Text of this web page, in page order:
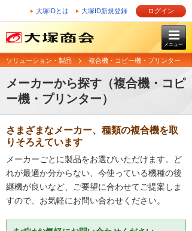
大塚IDとは 大塚ID新規登録 ログイン
メニュー
ソリューション・製品 複合機・コピー機・プリンター
メーカーから探す（複合機・コピ
ー機・プリンター）
さまざまなメーカー、種類の複合機を取
りそろえています
メーカーごとに製品をお選びいただけます。ど
れが最適か分からない、今使っている機種の後
継機が良いなど、ご要望に合わせてご提案しま
すので、お気軽にお問い合わせください。